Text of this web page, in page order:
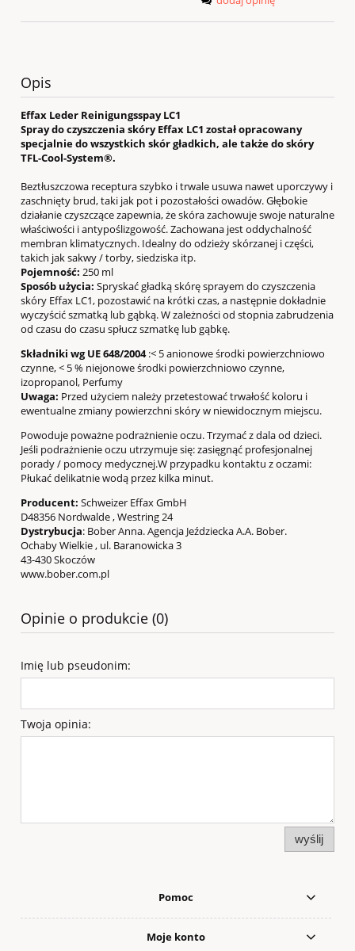
Opis
Effax Leder Reinigungsspay LC1
Spray do czyszczenia skóry Effax LC1 został opracowany
specjalnie do wszystkich skór gładkich, ale także do skóry
TFL-Cool-System®.
Beztłuszczowa receptura szybko i trwale usuwa nawet uporczywy i
zaschnięty brud, taki jak pot i pozostałości owadów. Głębokie
działanie czyszczące zapewnia, że ​​skóra zachowuje swoje naturalne
właściwości i antypoślizgowość. Zachowana jest oddychalność
membran klimatycznych. Idealny do odzieży skórzanej i części,
takich jak sakwy / torby, siedziska itp.
Pojemność: 250 ml
Sposób użycia: Spryskać gładką skórę sprayem do czyszczenia
skóry Effax LC1, pozostawić na krótki czas, a następnie dokładnie
wyczyścić szmatką lub gąbką. W zależności od stopnia zabrudzenia
od czasu do czasu spłucz szmatkę lub gąbkę.
Składniki wg UE 648/2004:< 5 anionowe środki powierzchniowo
czynne, < 5 % niejonowe środki powierzchniowo czynne,
izopropanol, Perfumy
Uwaga: Przed użyciem należy przetestować trwałość koloru i
ewentualne zmiany powierzchni skóry w niewidocznym miejscu.
Powoduje poważne podrażnienie oczu. Trzymać z dala od dzieci.
Jeśli podrażnienie oczu utrzymuje się: zasięgnąć profesjonalnej
porady / pomocy medycznej.W przypadku kontaktu z oczami:
Płukać delikatnie wodą przez kilka minut.
Producent: Schweizer Effax GmbH
D48356 Nordwalde , Westring 24
Dystrybucja: Bober Anna. Agencja Jeździecka A.A. Bober.
Ochaby Wielkie , ul. Baranowicka 3
43-430 Skoczów
www.bober.com.pl
Opinie o produkcie (0)
Imię lub pseudonim:
Twoja opinia:
wyślij
Pomoc
Moje konto